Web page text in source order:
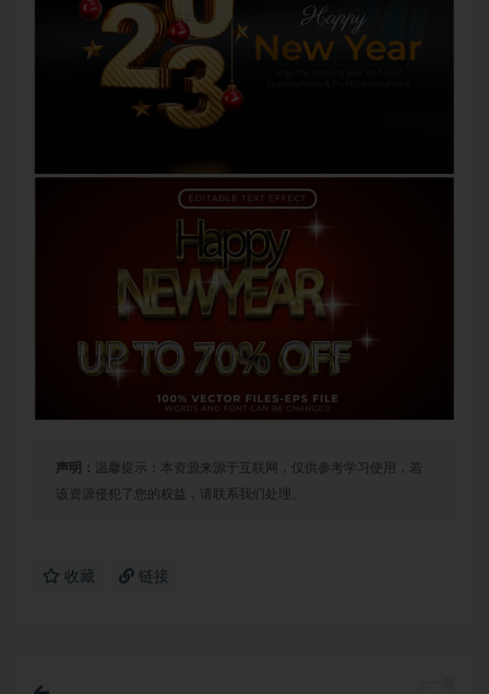
声明： 温馨提示：本资源来源于互联网，仅供参考学习使用，若
该资源侵犯了您的权益，请联系我们处理。
收藏 链接